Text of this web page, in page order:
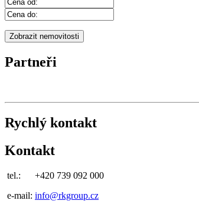
Partneři
Rychlý kontakt
Kontakt
tel.: +420 739 092 000
e-mail: info@rkgroup.cz